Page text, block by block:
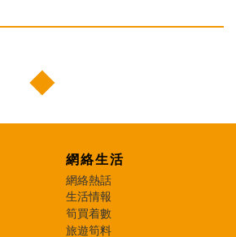
網絡生活
網絡熱話
生活情報
筍買着數
旅遊筍料